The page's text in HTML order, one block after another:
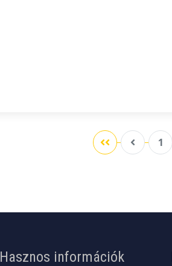
1
Hasznos információk